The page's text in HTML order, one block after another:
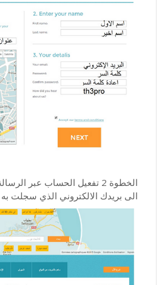
الخطوة 2 تفعيل الحساب عبر
الى بريدك الالكتروني الذي سجلت به